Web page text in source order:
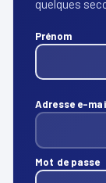
quelques
Prénom
Adresse e-
Mot de passe